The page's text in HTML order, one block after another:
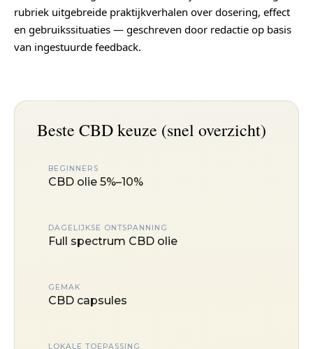
rubriek uitgebreide praktijkverhalen over dosering, effect
en gebruikssituaties — geschreven door redactie op basis
van ingestuurde feedback.
Beste CBD keuze (snel overzicht)
BEGINNERS
CBD olie 5%–10%
DAGELIJKSE ONTSPANNING
Full spectrum CBD olie
GEMAK
CBD capsules
LOKALE TOEPASSING